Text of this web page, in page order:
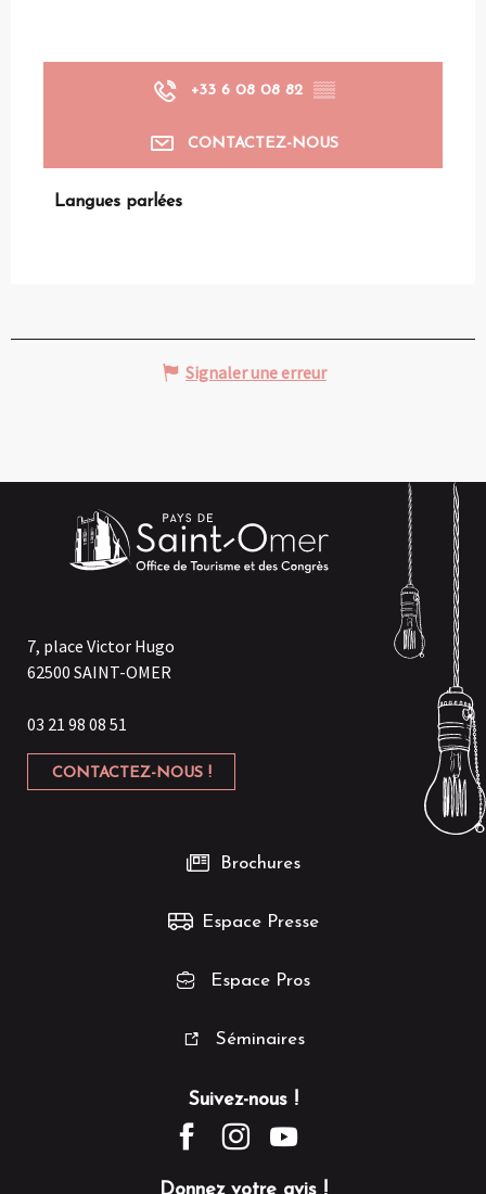
+33 6 08 08 82 ▒▒
CONTACTEZ-NOUS
Langues parlées
Langues parlées
Signaler une erreur
7, place Victor Hugo
62500 SAINT-OMER
03 21 98 08 51
CONTACTEZ-NOUS !
Suivez-nous !
Brochures
Espace Presse
Espace Pros
Séminaires